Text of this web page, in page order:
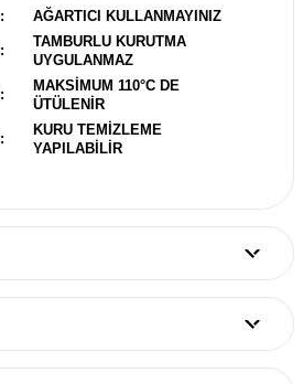
: AĞARTICI KULLANMAYINIZ
:
TAMBURLU KURUTMA
UYGULANMAZ
:
MAKSİMUM 110°C DE
ÜTÜLENİR
:
KURU TEMİZLEME
YAPILABİLİR